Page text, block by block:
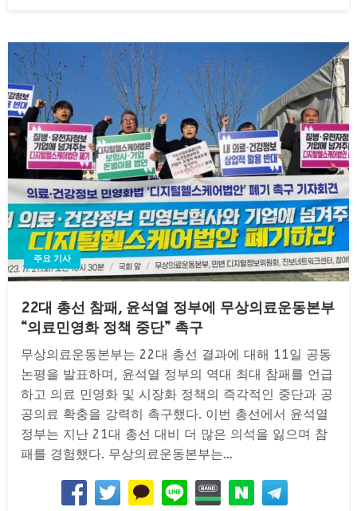
주요 기사
22대 총선 참패, 윤석열 정부에 무상의료운동본부
“의료민영화 정책 중단” 촉구
무상의료운동본부는 22대 총선 결과에 대해 11일 공동
논평을 발표하며, 윤석열 정부의 역대 최대 참패를 언급
하고 의료 민영화 및 시장화 정책의 즉각적인 중단과 공
공의료 확충을 강력히 촉구했다. 이번 총선에서 윤석열
정부는 지난 21대 총선 대비 더 많은 의석을 잃으며 참
패를 경험했다. 무상의료운동본부는…